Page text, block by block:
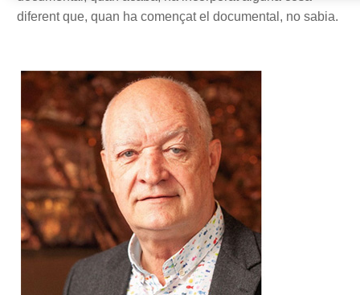
diferent que, quan ha començat el documental, no sabia.